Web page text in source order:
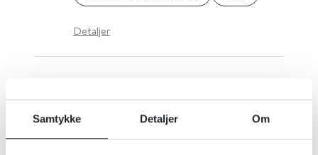
Samtykke Detaljer Om
Detaljer
- behandlingsanbefaling ved
forgiftning